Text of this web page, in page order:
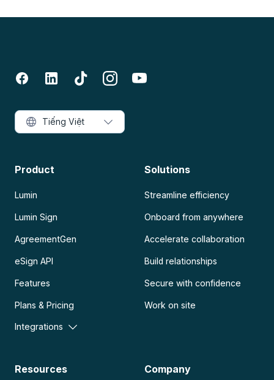
Product
Lumin
Lumin Sign
AgreementGen
eSign API
Features
Plans & Pricing
Integrations
Solutions
Streamline efficiency
Onboard from anywhere
Accelerate collaboration
Build relationships
Secure with confidence
Work on site
Resources Company
Tiếng Việt